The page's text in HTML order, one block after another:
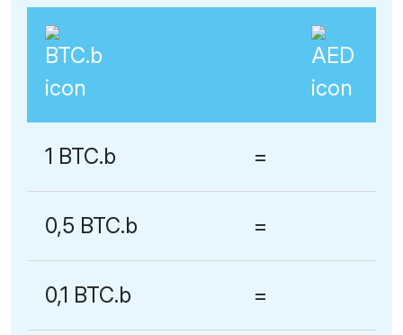
1 BTC.b =
0,5 BTC.b =
0,1 BTC.b =